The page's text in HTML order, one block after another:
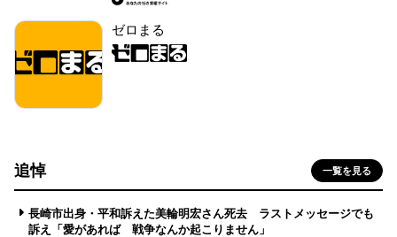
ゼロまる
追悼 一覧を見る
長崎市出身・平和訴えた美輪明宏さん死去 ラストメッセージでも
訴え「愛があれば 戦争なんか起こりません」